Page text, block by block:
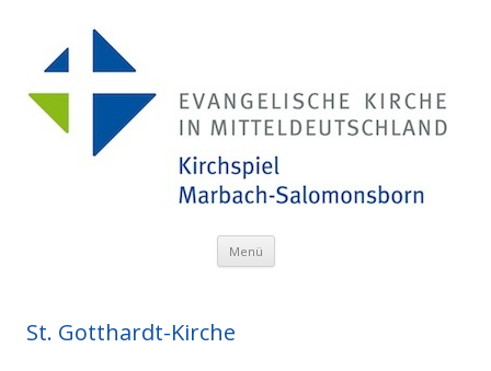
Menü
St. Gotthardt-Kirche